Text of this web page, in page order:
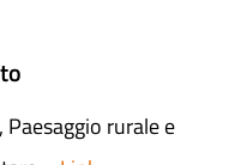
rurale e